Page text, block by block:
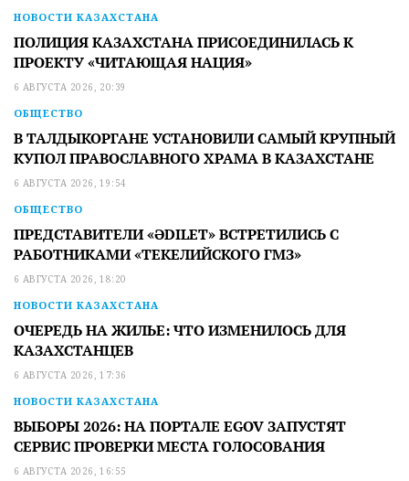
НОВОСТИ КАЗАХСТАНА
ПОЛИЦИЯ КАЗАХСТАНА ПРИСОЕДИНИЛАСЬ К
ПРОЕКТУ «ЧИТАЮЩАЯ НАЦИЯ»
6 АВГУСТА 2026, 20:39
ОБЩЕСТВО
В ТАЛДЫКОРГАНЕ УСТАНОВИЛИ САМЫЙ КРУПНЫЙ
КУПОЛ ПРАВОСЛАВНОГО ХРАМА В КАЗАХСТАНЕ
6 АВГУСТА 2026, 19:54
ОБЩЕСТВО
ПРЕДСТАВИТЕЛИ «ӘDILET» ВСТРЕТИЛИСЬ С
РАБОТНИКАМИ «ТЕКЕЛИЙСКОГО ГМЗ»
6 АВГУСТА 2026, 18:20
НОВОСТИ КАЗАХСТАНА
ОЧЕРЕДЬ НА ЖИЛЬЕ: ЧТО ИЗМЕНИЛОСЬ ДЛЯ
КАЗАХСТАНЦЕВ
6 АВГУСТА 2026, 17:36
НОВОСТИ КАЗАХСТАНА
ВЫБОРЫ 2026: НА ПОРТАЛЕ EGOV ЗАПУСТЯТ
СЕРВИС ПРОВЕРКИ МЕСТА ГОЛОСОВАНИЯ
6 АВГУСТА 2026, 16:55